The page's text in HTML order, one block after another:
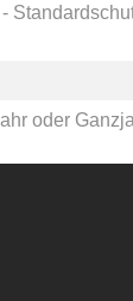
-
oder